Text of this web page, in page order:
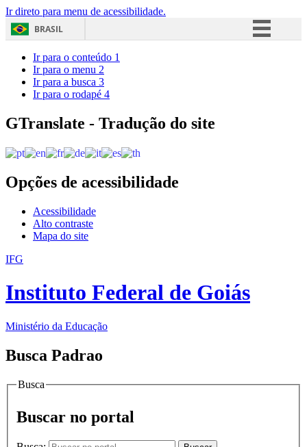
Ir direto para menu de acessibilidade.
BRASIL
Acesso à informação
Ir para o conteúdo 1
Ir para o menu 2
Ir para a busca 3
Ir para o rodapé 4
GTranslate - Tradução do site
Opções de acessibilidade
Acessibilidade
Alto contraste
Mapa do site
IFG
Instituto Federal de Goiás
Ministério da Educação
Busca Padrao
Busca
Buscar no portal